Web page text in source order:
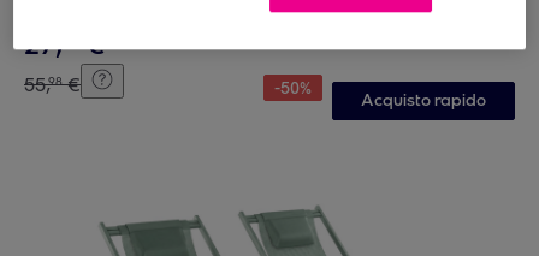
Nero Sedia Sdraio 187 x 53 x 24 Cm (Gray)
27, €
55,98 € -50%
Acquisto rapido